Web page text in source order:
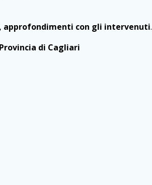
approfondimenti con gli intervenuti.
di Cagliari